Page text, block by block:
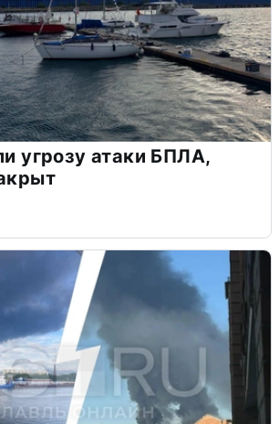
угрозу атаки БПЛА,